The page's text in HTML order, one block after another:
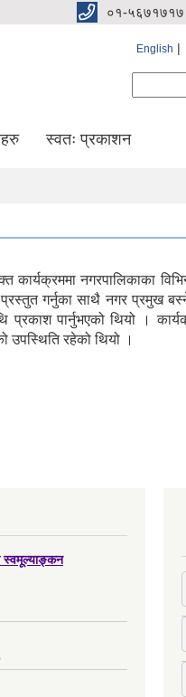
०१-५६७१७१७
English
स्वतः प्रकाशन
नगरपालिकाका
प्रस्तुत गर्नुका साथै नगर प्रमुख
प्रकाश पार्नुभएको थियो ।
उपस्थिति रहेको थियो ।
स्वमूल्याङ्कन